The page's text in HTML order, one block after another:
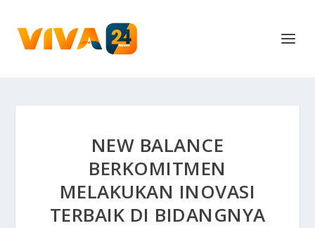
NEW BALANCE
BERKOMITMEN
MELAKUKAN INOVASI
TERBAIK DI BIDANGNYA